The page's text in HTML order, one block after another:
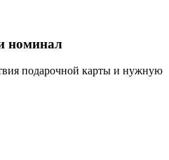
номинал
подарочной карты и нужную